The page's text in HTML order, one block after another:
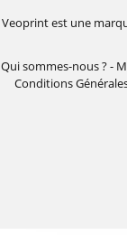
Veoprint est une
Qui sommes-nous ?-
Conditions